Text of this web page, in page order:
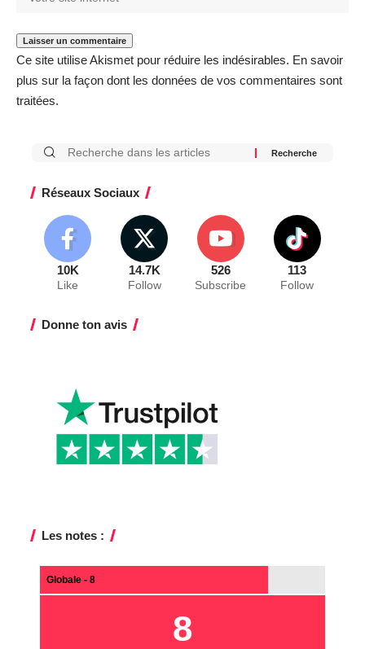
Ce site utilise Akismet pour réduire les indésirables. En savoir
plus sur la façon dont les données de vos commentaires sont
traitées.
Réseaux Sociaux
10K
Like
14.7K
Follow
526
Subscribe
113
Follow
Donne ton avis
Les notes :
Globale - 8
8